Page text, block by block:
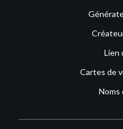
Lien
Cartes de
Noms